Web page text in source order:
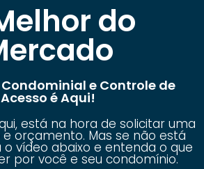
do
e Controle de
Acesso é Aqui!
está na hora de solicitar uma
orçamento. Mas se não está
o vídeo abaixo e entenda o que
por você e seu condomínio.